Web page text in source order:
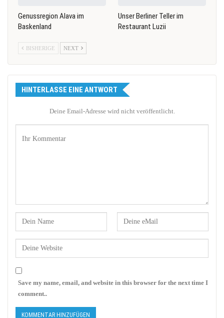
Genussregion Alava im
Baskenland
Unser Berliner Teller im
Restaurant Luzii
BISHERIGE NEXT
HINTERLASSE EINE ANTWORT
Deine Email-Adresse wird nicht veröffentlicht.
Save my name, email, and website in this browser for the next time I
comment..